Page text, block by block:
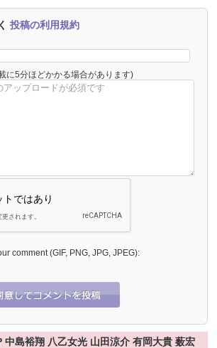
投稿の利用規約
に5分ほどかかる場合があります)
comment (GIF, PNG, JPG, JPEG):
島裕翔 八乙女光 山田涼介 有岡大貴 薮宏